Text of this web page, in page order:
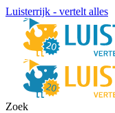
Luisterrijk - vertelt alles
Zoek